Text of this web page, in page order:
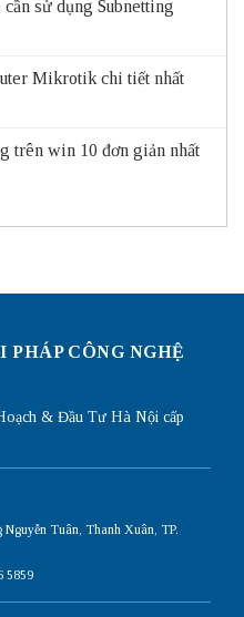
sử dụng Subnetting
Mikrotik chi tiết nhất
trên win 10 đơn giản nhất
PHÁP CÔNG NGHỆ
& Đầu Tư Hà Nội cấp
Tuân, Thanh Xuân, TP.
5859